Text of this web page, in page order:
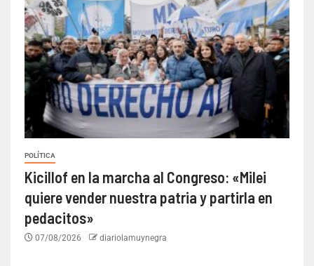
POLÍTICA
Kicillof en la marcha al Congreso: «Milei
quiere vender nuestra patria y partirla en
pedacitos»
07/08/2026 diariolamuynegra